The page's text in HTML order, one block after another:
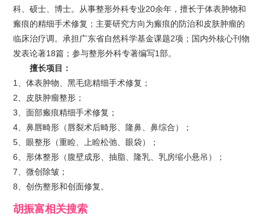
科、硕士、博士。从事整形外科专业20余年，擅长于体表肿物和
瘢痕的精细手术修复；主要研究方向为瘢痕的防治和皮肤肿瘤的
临床治疗调。承担广东省自然科学基金课题2项；国内外核心刊物
发表论著18篇；参与整形外科专著编写1部。
擅长项目：
1、体表肿物、黑毛痣精细手术修复；
2、皮肤肿瘤整形；
3、面部瘢痕精细手术修复；
4、鼻唇畸形（唇裂术后畸形、隆鼻、鼻综合）；
5、眼整形（重睑、上睑松弛、眼袋）；
6、形体整形（腹壁成形、抽脂、隆乳、乳房缩小悬吊）；
7、微创除皱；
8、创伤整形和创面修复。
胡振富相关搜索